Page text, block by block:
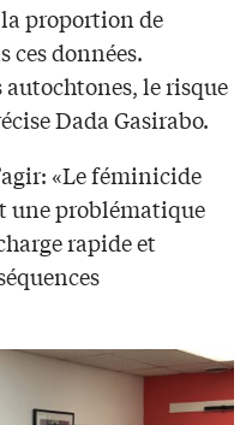
proportion de
ces données.
le risque
Dada Gasirabo.
«Le féminicide
une problématique
rapide et